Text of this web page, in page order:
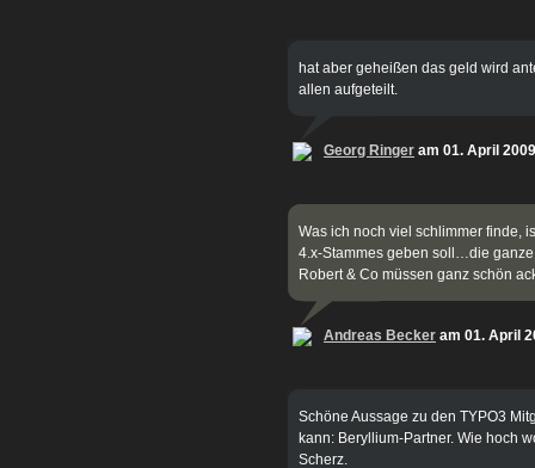
hat aber geheißen das geld wird
allen aufgeteilt.
Georg Ringer am 01. April
Was ich noch viel schlimmer finde,
4.x-Stammes geben soll…die
Robert & Co müssen ganz schön
Andreas Becker am 01. April
Schöne Aussage zu den TYPO3
kann: Beryllium-Partner. Wie hoch
Scherz.